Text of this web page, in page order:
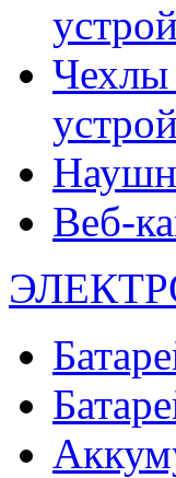
Чехлы
Веб-